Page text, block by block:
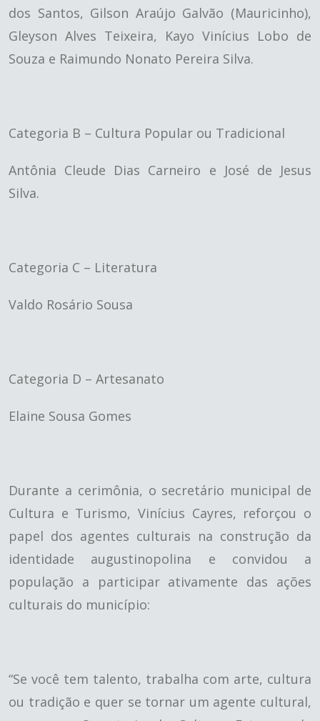
dos Santos, Gilson Araújo Galvão (Mauricinho),
Gleyson Alves Teixeira, Kayo Vinícius Lobo de
Souza e Raimundo Nonato Pereira Silva.
Categoria B – Cultura Popular ou Tradicional
Antônia Cleude Dias Carneiro e José de Jesus
Silva.
Categoria C – Literatura
Valdo Rosário Sousa
Categoria D – Artesanato
Elaine Sousa Gomes
Durante a cerimônia, o secretário municipal de
Cultura e Turismo, Vinícius Cayres, reforçou o
papel dos agentes culturais na construção da
identidade augustinopolina e convidou a
população a participar ativamente das ações
culturais do município:
“Se você tem talento, trabalha com arte, cultura
ou tradição e quer se tornar um agente cultural,